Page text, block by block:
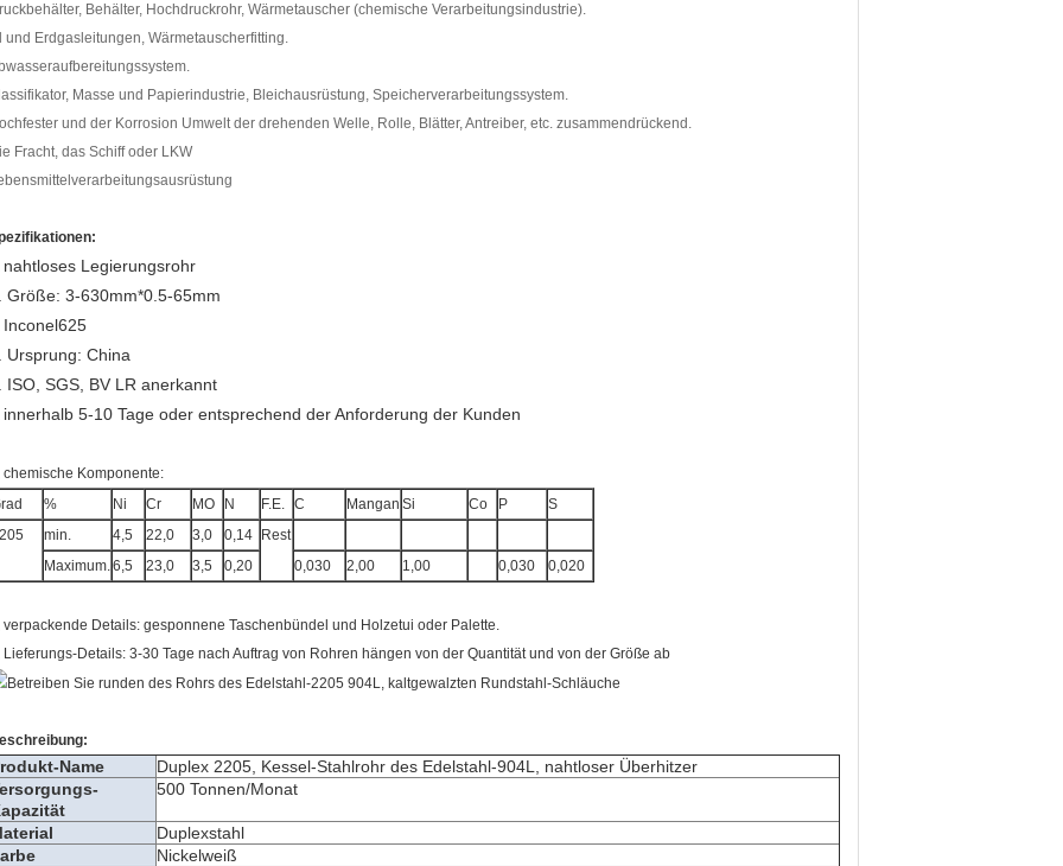
Behälter, Hochdruckrohr, Wärmetauscher (chemische Verarbeitungsindustrie).
und Erdgasleitungen, Wärmetauscherfitting.
Masse und Papierindustrie, Bleichausrüstung, Speicherverarbeitungssystem.
und der Korrosion Umwelt der drehenden Welle, Rolle, Blätter, Antreiber, etc. zusammendrückend.
Fracht, das Schiff oder LKW
nahtloses Legierungsrohr
Größe: 3-630mm*0.5-65mm
Inconel625
Ursprung: China
ISO, SGS, BV LR anerkannt
innerhalb 5-10 Tage oder entsprechend der Anforderung der Kunden
chemische Komponente:
% Ni Cr MO N F.E. C Mangan Si Co P
S
min. 4,5 22,0 3,0 0,14
Rest
Maximum.6,5 23,0 3,5 0,20 0,030 2,00 1,00 0,030 0,020
verpackende Details: gesponnene Taschenbündel und Holzetui oder Palette.
Lieferungs-Details: 3-30 Tage nach Auftrag von Rohren hängen von der Quantität und von der Größe ab
Name
Duplex 2205, Kessel-Stahlrohr des Edelstahl-904L, nahtloser Überhitzer
500 Tonnen/Monat
Duplexstahl
Nickelweiß